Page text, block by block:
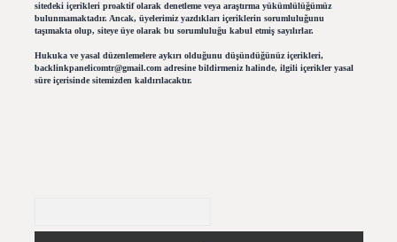
sitedeki içerikleri proaktif olarak denetleme veya araştırma yükümlülüğümüz
bulunmamaktadır. Ancak, üyelerimiz yazdıkları içeriklerin sorumluluğunu
taşımakta olup, siteye üye olarak bu sorumluluğu kabul etmiş sayılırlar.
Hukuka ve yasal düzenlemelere aykırı olduğunu düşündüğünüz içerikleri,
backlinkpanelicomtr@gmail.comadresine bildirmeniz halinde, ilgili içerikler yasal
süre içerisinde sitemizden kaldırılacaktır.